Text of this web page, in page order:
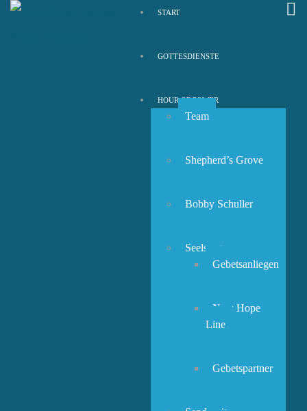
START
GOTTESDIENSTE
HOUR OF POWER
Team
Shepherd’s Grove
Bobby Schuller
Seelsorge
Gebetsanliegen
New Hope
Line
Gebetspartner